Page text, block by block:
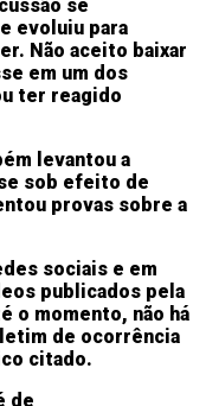
se
evoluiu para
Não aceito baixar
em um dos
ter reagido
levantou a
sob efeito de
provas sobre a
sociais e em
publicados pela
o momento, não há
de ocorrência
citado.
de